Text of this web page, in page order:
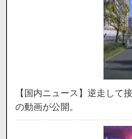
【国内ニュース】逆走して
の動画が公開。